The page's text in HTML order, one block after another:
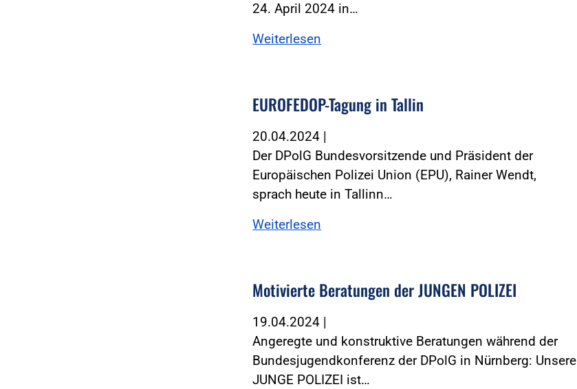
24. April 2024 in…
Weiterlesen
EUROFEDOP-Tagung in Tallin
20.04.2024 |
Der DPolG Bundesvorsitzende und Präsident der
Europäischen Polizei Union (EPU), Rainer Wendt,
sprach heute in Tallinn…
Weiterlesen
Motivierte Beratungen der JUNGEN POLIZEI
19.04.2024 |
Angeregte und konstruktive Beratungen während der
Bundesjugendkonferenz der DPolG in Nürnberg: Unsere
JUNGE POLIZEI ist…